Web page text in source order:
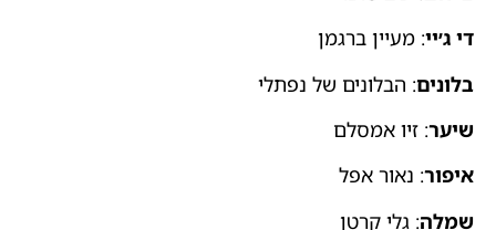
די ג׳יי: מעיין ברגמן
בלונים: הבלונים של נפתלי
שיער: זיו אמסלם
איפור: נאור אפל
שמלה: גלי קרטן